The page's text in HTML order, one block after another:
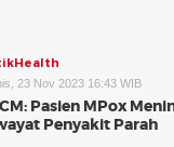
23 Nov 2023 16:43 WIB
Pasien MPox
Penyakit Parah